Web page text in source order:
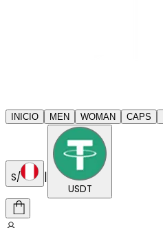
INICIO MEN WOMAN CAPS
S/ |
USDT